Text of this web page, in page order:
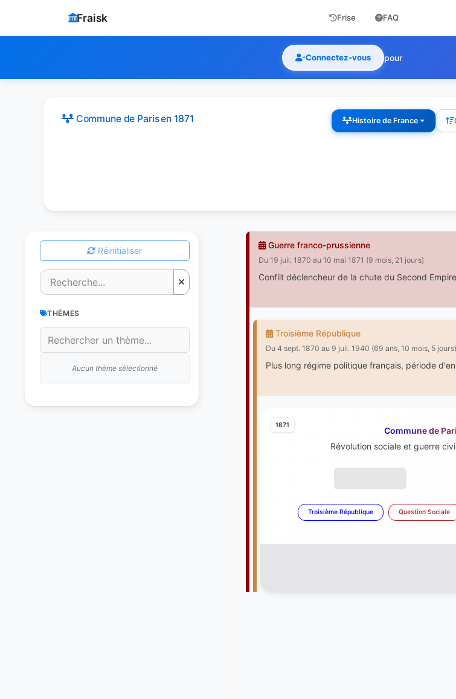
Fraisk Frise FAQ
Connectez-vous pour
Commune de Parisen 1871 Histoire de France
Réinitialiser
THÈMES
Aucun thème sélectionné
Guerre franco-prussienne
Du 19 juil. 1870 au 10 mai 1871 (9 mois, 21 jours)
Conflit déclencheur de la chute du Second
Troisième République
Du 4 sept. 1870 au 9 juil. 1940 (69 ans, 10 mois, 5 jours)
Plus long régime politique français, période
1871
Commune de
Révolution sociale et guerre
Troisième République Question Sociale